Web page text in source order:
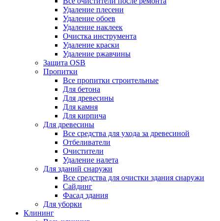
Удаление плесени
Удаление обоев
Удаление наклеек
Очистка инструмента
Удаление краски
Удаление ржавчины
Защита OSB
Пропитки
Все пропитки строительные
Для бетона
Для древесины
Для камня
Для кирпича
Для древесины
Все средства для ухода за древесиной
Отбеливатели
Очистители
Удаление налета
Для зданий снаружи
Все средства для очистки здания снаружи
Сайдинг
Фасад здания
Для уборки
Клининг